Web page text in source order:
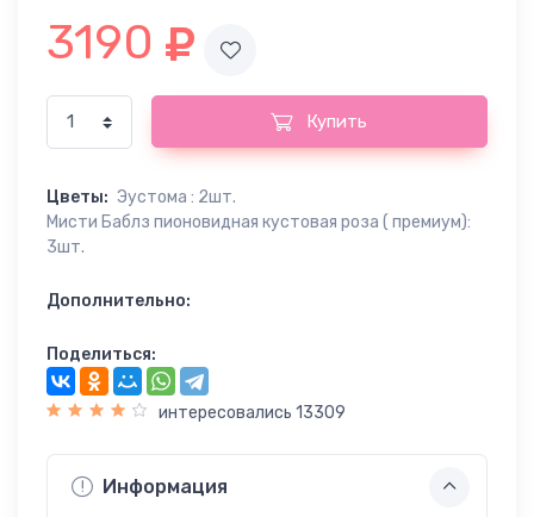
3190
Купить
Цветы: Эустома : 2шт.
Мисти Баблз пионовидная кустовая роза ( премиум):
3шт.
Дополнительно:
Поделиться:
интересовались 13309
Информация